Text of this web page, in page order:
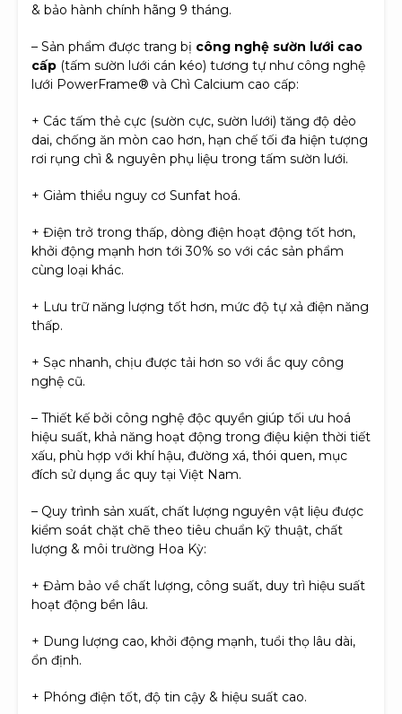
& bảo hành chính hãng 9 tháng.
– Sản phẩm được trang bị công nghệ sườn lưới cao
cấp (tấm sườn lưới cán kéo) tương tự như công nghệ
lưới PowerFrame® và Chì Calcium cao cấp:
+ Các tấm thẻ cực (sườn cực, sườn lưới) tăng độ dẻo
dai, chống ăn mòn cao hơn, hạn chế tối đa hiện tượng
rơi rụng chì & nguyên phụ liệu trong tấm sườn lưới.
+ Giảm thiểu nguy cơ Sunfat hoá.
+ Điện trở trong thấp, dòng điện hoạt động tốt hơn,
khởi động mạnh hơn tới 30% so với các sản phẩm
cùng loại khác.
+ Lưu trữ năng lượng tốt hơn, mức độ tự xả điện năng
thấp.
+ Sạc nhanh, chịu được tải hơn so với ắc quy công
nghệ cũ.
– Thiết kế bởi công nghệ độc quyền giúp tối ưu hoá
hiệu suất, khả năng hoạt động trong điệu kiện thời tiết
xấu, phù hợp với khí hậu, đường xá, thói quen, mục
đích sử dụng ắc quy tại Việt Nam.
– Quy trình sản xuất, chất lượng nguyên vật liệu được
kiểm soát chặt chẽ theo tiêu chuẩn kỹ thuật, chất
lượng & môi trường Hoa Kỳ:
+ Đảm bảo về chất lượng, công suất, duy trì hiệu suất
hoạt động bền lâu.
+ Dung lượng cao, khởi động mạnh, tuổi thọ lâu dài,
ổn định.
+ Phóng điện tốt, độ tin cậy & hiệu suất cao.